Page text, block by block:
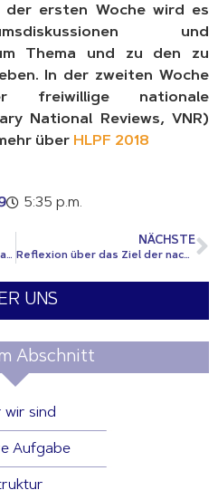
der ersten Woche wird es
und
Thema und zu den zu
In der zweiten Woche
freiwillige nationale
National Reviews, VNR)
über HLPF 2018
5:35 p.m.
Pressemitteilung der Justizkoalition der Religiösen (JCoR)
NÄCHSTE
Reflexion über das Ziel der nachhaltigen Entwicklung 11
UNS
Abschnitt
wir sind
Aufgabe